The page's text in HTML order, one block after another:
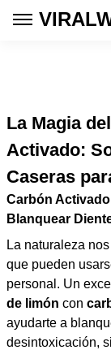
La Magia
Activado:
Caseras
Carbón
Blanquear
La naturaleza
que pueden
personal. Un
de limón con
ayudarte a
desintoxicación,